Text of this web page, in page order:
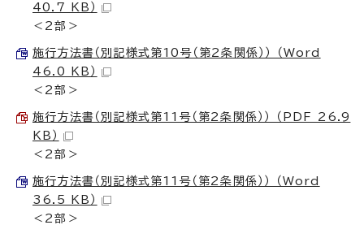
40.7 KB）
＜2部＞
施行方法書（別記様式第10号（第2条関係）） （Word
46.0 KB）
＜2部＞
施行方法書（別記様式第11号（第2条関係）） （PDF 26.9
KB）
＜2部＞
施行方法書（別記様式第11号（第2条関係）） （Word
36.5 KB）
＜2部＞